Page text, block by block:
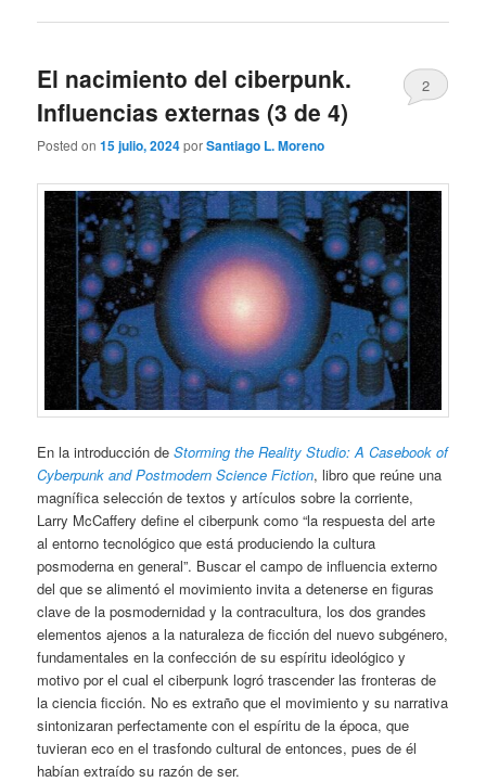
El nacimiento del ciberpunk.
Influencias externas (3 de 4)
Posted on15 julio, 2024porSantiago L. Moreno
2
En la introducción deStorming the Reality Studio: A Casebook of
Cyberpunk and Postmodern Science Fiction, libro que reúne una
magnífica selección de textos y artículos sobre la corriente,
Larry McCaffery define el ciberpunk como “la respuesta del arte
al entorno tecnológico que está produciendo la cultura
posmoderna en general”. Buscar el campo de influencia externo
del que se alimentó el movimiento invita a detenerse en figuras
clave de la posmodernidad y la contracultura, los dos grandes
elementos ajenos a la naturaleza de ficción del nuevo subgénero,
fundamentales en la confección de su espíritu ideológico y
motivo por el cual el ciberpunk logró trascender las fronteras de
la ciencia ficción. No es extraño que el movimiento y su narrativa
sintonizaran perfectamente con el espíritu de la época, que
tuvieran eco en el trasfondo cultural de entonces, pues de él
habían extraído su razón de ser.